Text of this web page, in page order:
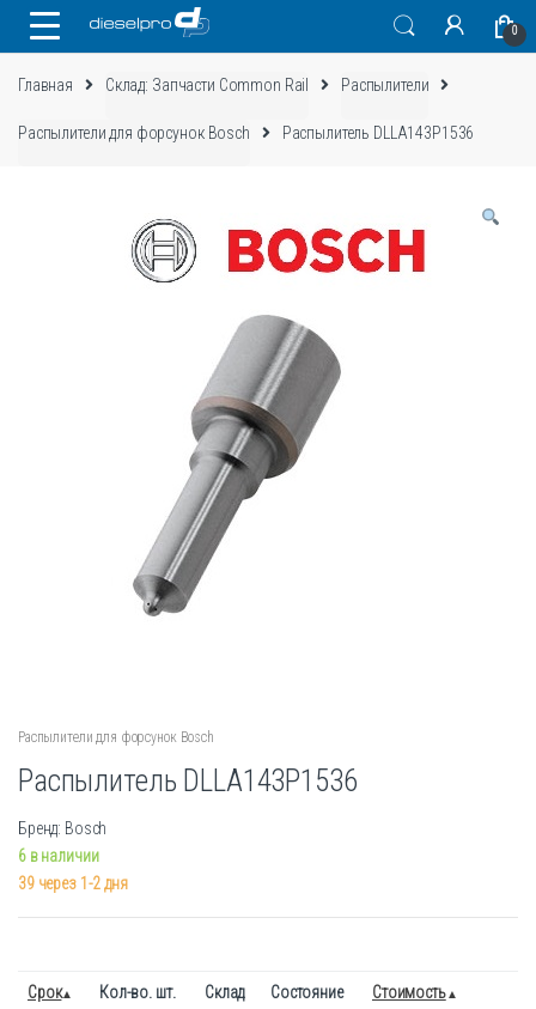
0
Главная Склад: Запчасти Common Rail Распылители
Распылители для форсунок Bosch Распылитель DLLA143P1536
Распылители для форсунок Bosch
Распылитель DLLA143P1536
Бренд: Bosch
6 в наличии
39 через 1-2 дня
Срок Кол-во. шт. Склад Состояние Стоимость